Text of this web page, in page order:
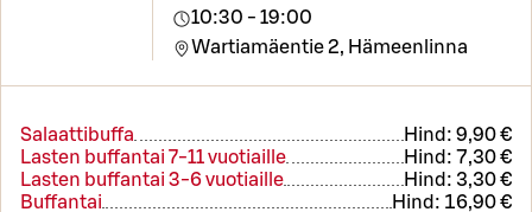
10:30 - 19:00
Wartiamäentie 2, Hämeenlinna
Salaattibuffa Hind: 9,90 €
Lasten buffantai 7-11 vuotiaille
Hind: 7,30 €
Lasten buffantai 3-6 vuotiaille
Hind: 3,30 €
Buffantai
Hind: 16,90 €